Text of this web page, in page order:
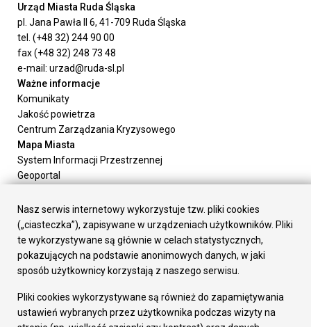
Urząd Miasta Ruda Śląska
pl. Jana Pawła II 6, 41-709 Ruda Śląska
tel. (+48 32) 244 90 00
fax (+48 32) 248 73 48
e-mail: urzad@ruda-sl.pl
Ważne informacje
Komunikaty
Jakość powietrza
Centrum Zarządzania Kryzysowego
Mapa Miasta
System Informacji Przestrzennej
Geoportal
Załatw sprawę
Prezydent Miasta
Rada Miasta
Wydziały
Elektroniczna Skrzynka Podawcza
Gospodarka
Fundusze europejskie
Nasz serwis internetowy wykorzystuje tzw. pliki cookies
(„ciasteczka”), zapisywane w urządzeniach użytkowników. Pliki
te wykorzystywane są głównie w celach statystycznych,
pokazujących na podstawie anonimowych danych, w jaki
sposób użytkownicy korzystają z naszego serwisu.
Pliki cookies wykorzystywane są również do zapamiętywania
ustawień wybranych przez użytkownika podczas wizyty na